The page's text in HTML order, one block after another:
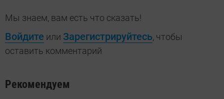
Мы знаем, вам есть что сказать!
Войдите или Зарегистрируйтесь, чтобы
оставить комментарий
Рекомендуем